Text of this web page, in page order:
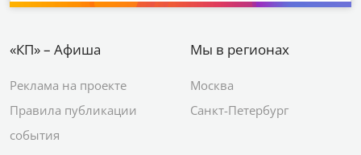
«КП» – Афиша
Реклама на проекте
Правила публикации
события
Мы в регионах
Москва
Санкт-Петербург